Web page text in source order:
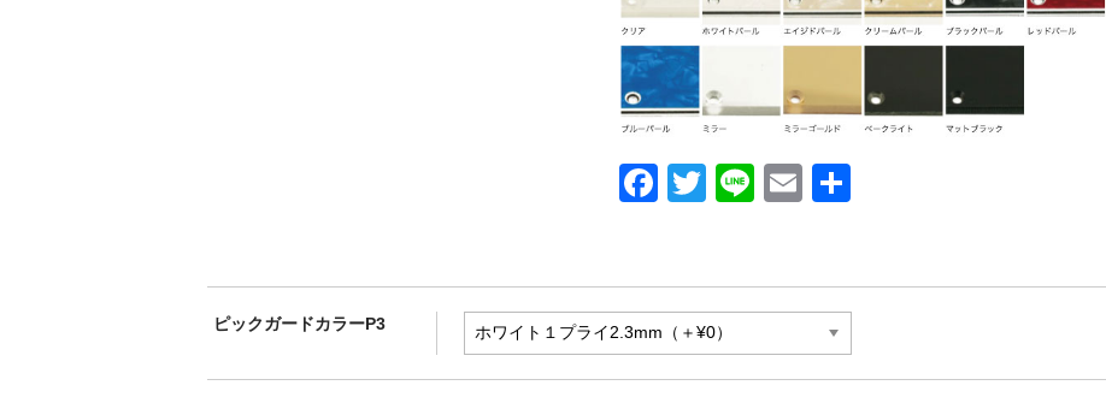
F
e
b
o
T
er
Li
E
ピックガードカラーP3